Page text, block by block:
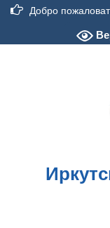
содержимому
Добро